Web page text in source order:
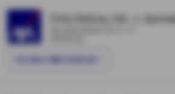
Fritz Stöver, Inh. J.
FILIALE WECHSELN